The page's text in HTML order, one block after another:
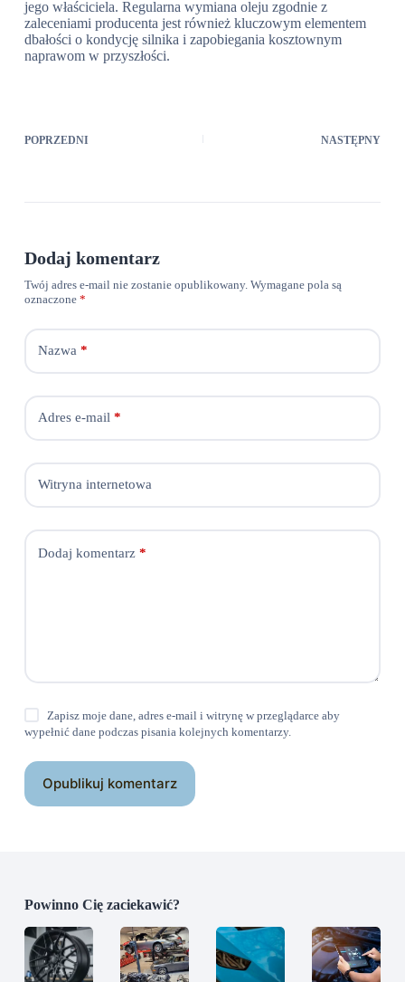
jego właściciela. Regularna wymiana oleju zgodnie z
zaleceniami producenta jest również kluczowym elementem
dbałości o kondycję silnika i zapobiegania kosztownym
naprawom w przyszłości.
POPRZEDNI NASTĘPNY
Dodaj komentarz
Twój adres e-mail nie zostanie opublikowany. Wymagane pola są
oznaczone *
Nazwa*
Adres e-mail*
Witryna internetowa
Dodaj komentarz*
Zapisz moje dane, adres e-mail i witrynę w przeglądarce aby
wypełnić dane podczas pisania kolejnych komentarzy.
Opublikuj komentarz
Powinno Cię zaciekawić?